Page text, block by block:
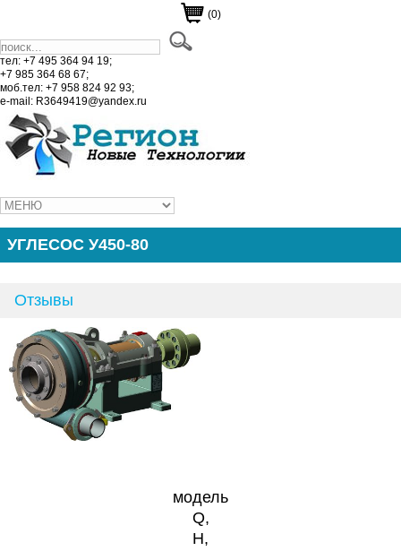
(0)
тел: +7 495 364 94 19;
+7 985 364 68 67;
моб.тел: +7 958 824 92 93;
e-mail: R3649419@yandex.ru
УГЛЕСОС У450-80
Отзывы
модель
Q,
H,